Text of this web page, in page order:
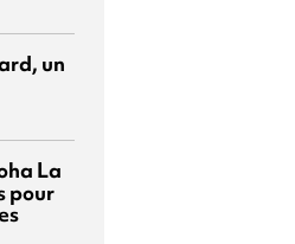
un
La
pour